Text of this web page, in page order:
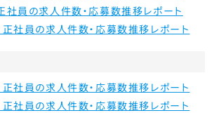
員の求人件数・応募数推移レポート
社員の求人件数・応募数推移レポート
社員の求人件数・応募数推移レポート
社員の求人件数・応募数推移レポート